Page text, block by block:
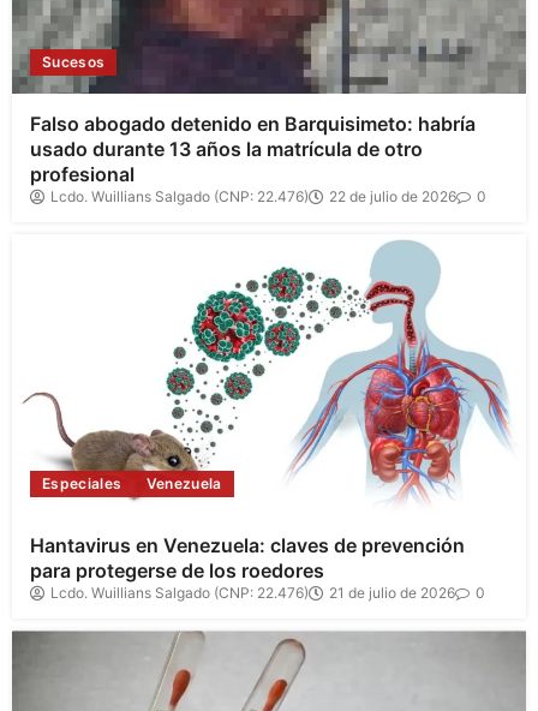
Sucesos
Falso abogado detenido en Barquisimeto: habría
usado durante 13 años la matrícula de otro
profesional
Lcdo. Wuillians Salgado (CNP: 22.476) 22 de julio de 2026 0
Especiales Venezuela
Hantavirus en Venezuela: claves de prevención
para protegerse de los roedores
Lcdo. Wuillians Salgado (CNP: 22.476) 21 de julio de 2026 0